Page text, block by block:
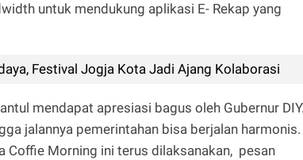
untuk mendukung aplikasi E- Rekap yang
Festival Jogja Kota Jadi Ajang Kolaborasi
mendapat apresiasi bagus oleh Gubernur
jalannya pemerintahan bisa berjalan harmonis.
Coffie Morning ini terus dilaksanakan, pesan